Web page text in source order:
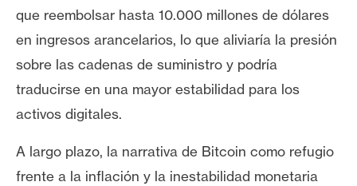
que reembolsar hasta 10.000 millones de dólares
en ingresos arancelarios, lo que aliviaría la presión
sobre las cadenas de suministro y podría
traducirse en una mayor estabilidad para los
activos digitales.
A largo plazo, la narrativa de Bitcoin como refugio
frente a la inflación y la inestabilidad monetaria